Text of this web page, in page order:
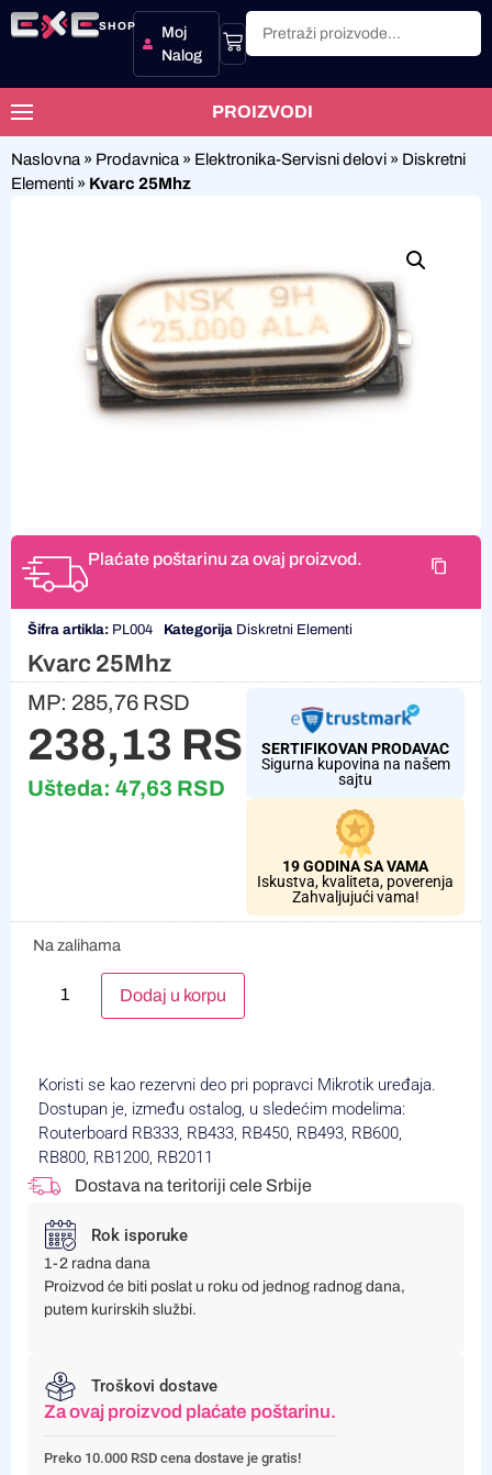
SHOP
Moj
Nalog
PROIZVODI
Naslovna » Prodavnica » Elektronika-Servisni delovi » Diskretni
Elementi » Kvarc 25Mhz
Plaćate poštarinu za ovaj proizvod.
Šifra artikla: PL004 Kategorija Diskretni Elementi
Kvarc 25Mhz
MP: 285,76 RSD
238,13 RSD
Ušteda: 47,63 RSD
SERTIFIKOVAN PRODAVAC
Sigurna kupovina na našem
sajtu
19 GODINA SA VAMA
Iskustva, kvaliteta, poverenja
Zahvaljujući vama!
Na zalihama
Dodaj u korpu
Koristi se kao rezervni deo pri popravci Mikrotik uređaja.
Dostupan je, između ostalog, u sledećim modelima:
Routerboard RB333, RB433, RB450, RB493, RB600,
RB800, RB1200, RB2011
Dostava na teritoriji cele Srbije
Rok isporuke
1-2 radna dana
Proizvod će biti poslat u roku od jednog radnog dana,
putem kurirskih službi.
Troškovi dostave
Za ovaj proizvod plaćate poštarinu.
Preko 10.000 RSD cena dostave je gratis!